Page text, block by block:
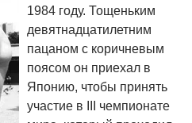
1984 году. Тощеньким
девятнадцатилетним
пацаном с коричневым
поясом он приехал в
Японию, чтобы принять
участие в III чемпионате